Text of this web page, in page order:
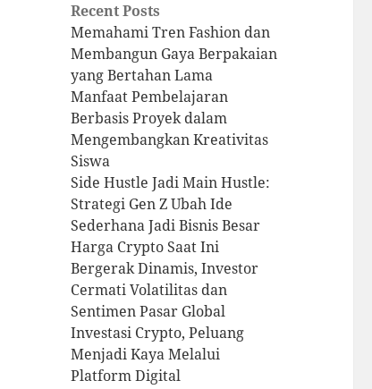
Recent Posts
Memahami Tren Fashion dan
Membangun Gaya Berpakaian
yang Bertahan Lama
Manfaat Pembelajaran
Berbasis Proyek dalam
Mengembangkan Kreativitas
Siswa
Side Hustle Jadi Main Hustle:
Strategi Gen Z Ubah Ide
Sederhana Jadi Bisnis Besar
Harga Crypto Saat Ini
Bergerak Dinamis, Investor
Cermati Volatilitas dan
Sentimen Pasar Global
Investasi Crypto, Peluang
Menjadi Kaya Melalui
Platform Digital